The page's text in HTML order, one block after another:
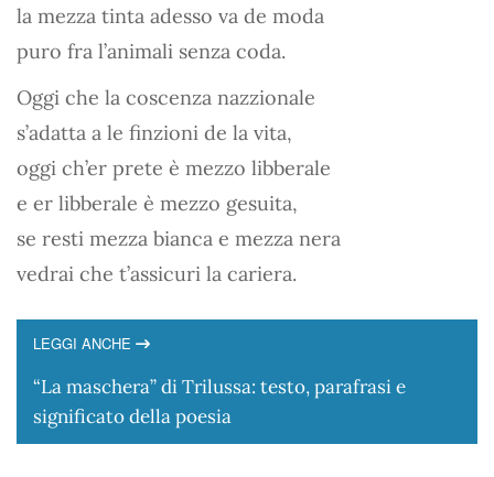
la mezza tinta adesso va de moda
puro fra l’animali senza coda.
Oggi che la coscenza nazzionale
s’adatta a le finzioni de la vita,
oggi ch’er prete è mezzo libberale
e er libberale è mezzo gesuita,
se resti mezza bianca e mezza nera
vedrai che t’assicuri la cariera.
LEGGI ANCHE
“La maschera” di Trilussa: testo, parafrasi e
significato della poesia